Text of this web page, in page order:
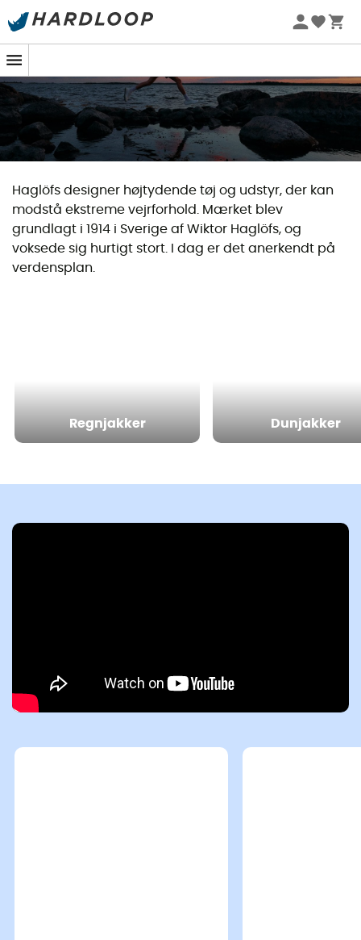
Haglöfs designer højtydende tøj og udstyr, der kan
modstå ekstreme vejrforhold. Mærket blev
grundlagt i 1914 i Sverige af Wiktor Haglöfs, og
voksede sig hurtigt stort. I dag er det anerkendt på
verdensplan.
Regnjakker Dunjakker